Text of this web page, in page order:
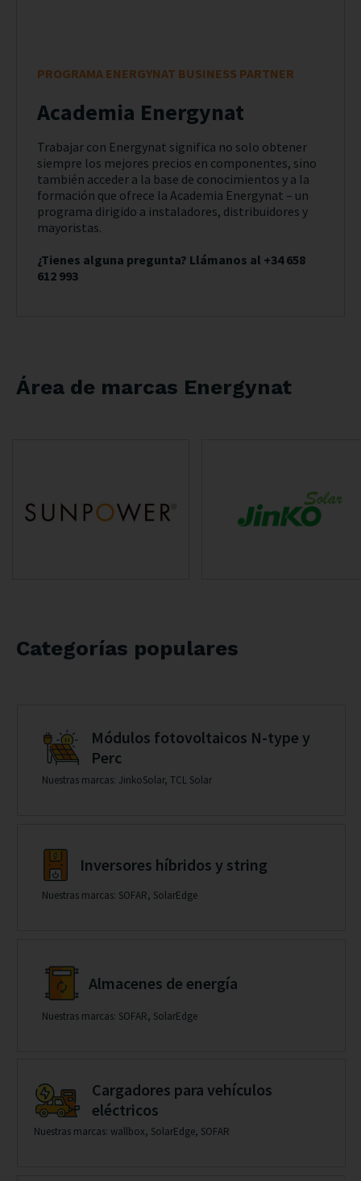
PROGRAMA ENERGYNAT BUSINESS PARTNER
Academia Energynat
Trabajar con Energynat significa no solo obtener
siempre los mejores precios en componentes, sino
también acceder a la base de conocimientos y a la
formación que ofrece la Academia Energynat – un
programa dirigido a instaladores, distribuidores y
mayoristas.
¿Tienes alguna pregunta? Llámanos al +34 658
612 993
Área de marcas Energynat
Categorías populares
Módulos fotovoltaicos N-type y
Perc
Nuestras marcas: JinkoSolar, TCL Solar
Inversores híbridos y string
Nuestras marcas: SOFAR, SolarEdge
Almacenes de energía
Nuestras marcas: SOFAR, SolarEdge
Cargadores para vehículos
eléctricos
Nuestras marcas: wallbox, SolarEdge, SOFAR